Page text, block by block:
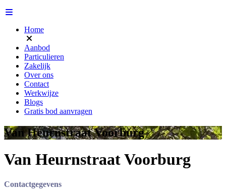
Home
Aanbod
Particulieren
Zakelijk
Over ons
Contact
Werkwijze
Blogs
Gratis bod aanvragen
Van Heurnstraat Voorburg
Van Heurnstraat Voorburg
Contactgegevens